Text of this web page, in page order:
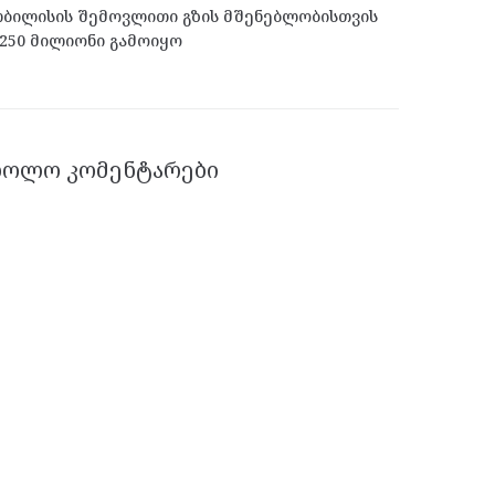
შემოვლითი გზის მშენებლობისთვის
მილიონი გამოიყო
ᲙᲝᲛᲔᲜᲢᲐᲠᲔᲑᲘ